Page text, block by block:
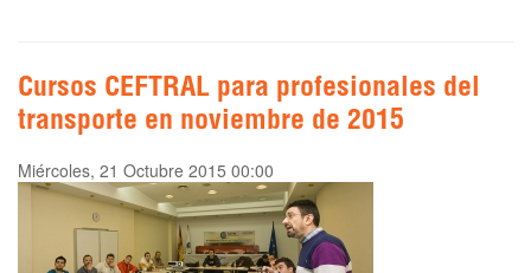
Cursos CEFTRAL para profesionales del
transporte en noviembre de 2015
Miércoles, 21 Octubre 2015 00:00